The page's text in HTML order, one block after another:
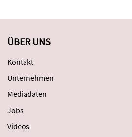
ÜBER UNS
Kontakt
Unternehmen
Mediadaten
Jobs
Videos